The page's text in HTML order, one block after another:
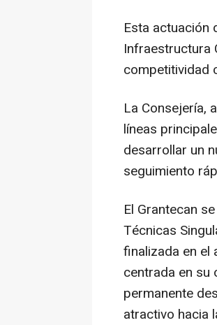
Esta actuación
Infraestructura
competitividad
La Consejería,
líneas
desarrollar un
seguimiento
El Grantecan
Técnicas
finalizada en el
centrada en su
permanente
atractivo hacia